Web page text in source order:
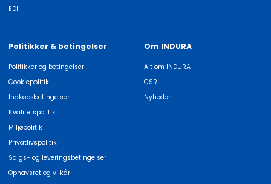
EDI
Politikker & betingelser
Politikker og betingelser
Cookiepolitik
Indkøbsbetingelser
Kvalitetspolitik
Miljøpolitik
Privatlivspolitik
Salgs- og leveringsbetingelser
Ophavsret og vilkår
Om INDURA
Alt om INDURA
CSR
Nyheder